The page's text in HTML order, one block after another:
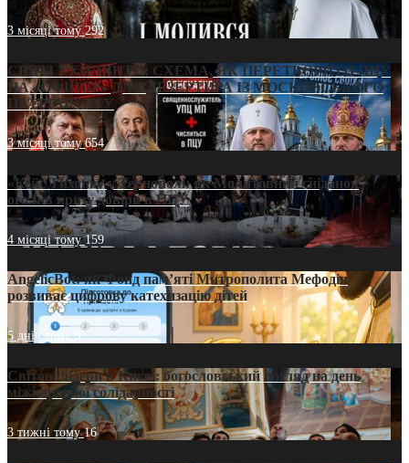
3 місяці тому292
СВЯТІ УХИЛЯНТИ: СХЕМА, ЯК ПЕРЕТВОРИТИ ПЦУ
НА «ОФШОР» ДЛЯ ДЕЗЕРТИРА ІЗ МОСКОВСЬКОГО
ПАТРІАРХАТУ
3 місяці тому654
«Кейс Тихона» у Тернополі: як Молитовний сніданок
оголив кризу довіри в ПЦУ
4 місяці тому159
AngelicBot: як Фонд пам’яті Митрополита Мефодія
розвиває цифрову катехизацію дітей
5 днів тому9
Світові лідери в Києві: богословський погляд на день
міжнародної солідарності
3 тижні тому16